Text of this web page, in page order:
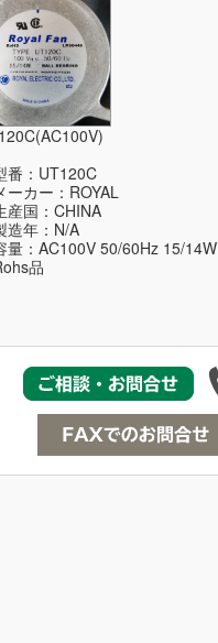
：UT120C
カー：ROYAL
国：CHINA
年：N/A
：AC100V 50/60Hz 15/14W
品